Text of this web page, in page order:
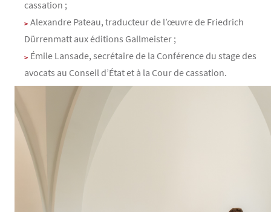
cassation ;
Alexandre Pateau, traducteur de l’œuvre de Friedrich
Dürrenmatt aux éditions Gallmeister ;
Émile Lansade, secrétaire de la Conférence du stage des
avocats au Conseil d’État et à la Cour de cassation.